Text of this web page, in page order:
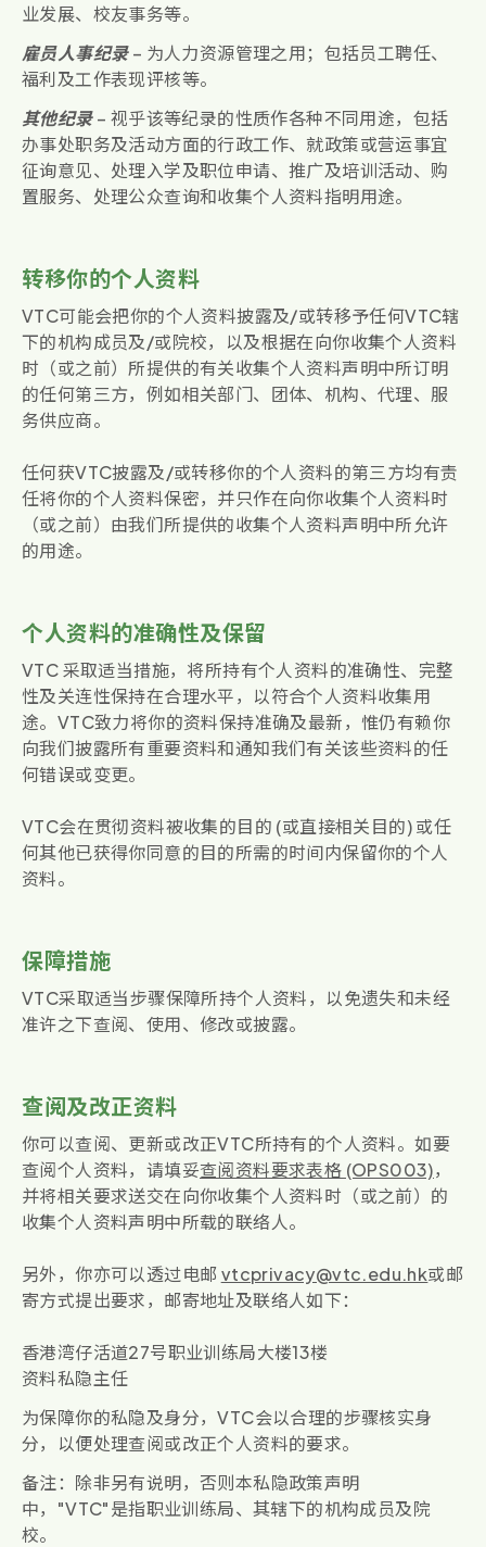
业发展、校友事务等。
雇员人事纪录– 为人力资源管理之用；包括员工聘任、
福利及工作表现评核等。
其他纪录– 视乎该等纪录的性质作各种不同用途，包括
办事处职务及活动方面的行政工作、就政策或营运事宜
征询意见、处理入学及职位申请、推广及培训活动、购
置服务、处理公众查询和收集个人资料指明用途。
转移你的个人资料
VTC可能会把你的个人资料披露及/或转移予任何VTC辖
下的机构成员及/或院校，以及根据在向你收集个人资料
时（或之前）所提供的有关收集个人资料声明中所订明
的任何第三方，例如相关部门、团体、机构、代理、服
务供应商。
任何获VTC披露及/或转移你的个人资料的第三方均有责
任将你的个人资料保密，并只作在向你收集个人资料时
（或之前）由我们所提供的收集个人资料声明中所允许
的用途。
个人资料的准确性及保留
VTC 采取适当措施，将所持有个人资料的准确性、完整
性及关连性保持在合理水平，以符合个人资料收集用
途。VTC致力将你的资料保持准确及最新，惟仍有赖你
向我们披露所有重要资料和通知我们有关该些资料的任
何错误或变更。
VTC会在贯彻资料被收集的目的 (或直接相关目的) 或任
何其他已获得你同意的目的所需的时间内保留你的个人
资料。
保障措施
VTC采取适当步骤保障所持个人资料，以免遗失和未经
准许之下查阅、使用、修改或披露。
查阅及改正资料
你可以查阅、更新或改正VTC所持有的个人资料。如要
查阅个人资料，请填妥查阅资料要求表格 (OPS003)，
并将相关要求送交在向你收集个人资料时（或之前）的
收集个人资料声明中所载的联络人。
另外，你亦可以透过电邮vtcprivacy@vtc.edu.hk或邮
寄方式提出要求，邮寄地址及联络人如下：
香港湾仔活道27号职业训练局大楼13楼
资料私隐主任
为保障你的私隐及身分，VTC会以合理的步骤核实身
分，以便处理查阅或改正个人资料的要求。
备注：除非另有说明，否则本私隐政策声明
中，"VTC"是指职业训练局、其辖下的机构成员及院
校。